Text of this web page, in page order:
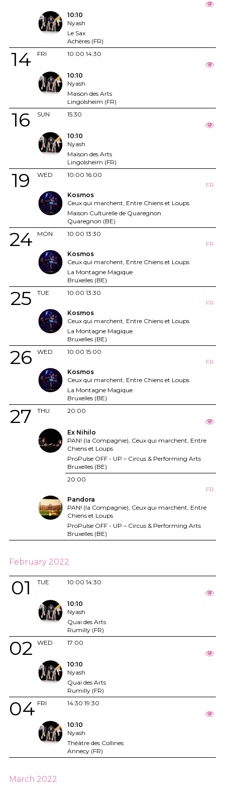
10:10
Nyash
Le Sax
Achères (FR)
FRI
14 10:00 14:30
10:10
Nyash
Maison des Arts
Lingolsheim (FR)
SUN
16 15:30
10:10
Nyash
Maison des Arts
Lingolsheim (FR)
WED
19 10:00 16:00
FR
Kosmos
Ceux qui marchent, Entre Chiens et Loups
Maison Culturelle de Quaregnon
Quaregnon (BE)
MON
24 10:00 13:30
FR
Kosmos
Ceux qui marchent, Entre Chiens et Loups
La Montagne Magique
Bruxelles (BE)
TUE
25 10:00 13:30
FR
Kosmos
Ceux qui marchent, Entre Chiens et Loups
La Montagne Magique
Bruxelles (BE)
WED
26 10:00 15:00
FR
Kosmos
Ceux qui marchent, Entre Chiens et Loups
La Montagne Magique
Bruxelles (BE)
THU
27 20:00
Ex Nihilo
PAN! (la Compagnie), Ceux qui marchent, Entre
Chiens et Loups
ProPulse OFF - UP – Circus & Performing Arts
Bruxelles (BE)
20:00
FR
Pandora
PAN! (la Compagnie), Ceux qui marchent, Entre
Chiens et Loups
ProPulse OFF - UP – Circus & Performing Arts
Bruxelles (BE)
February 2022
TUE
01 10:00 14:30
10:10
Nyash
Quai des Arts
Rumilly (FR)
WED
02 17:00
10:10
Nyash
Quai des Arts
Rumilly (FR)
FRI
04 14:30 19:30
10:10
Nyash
Théâtre des Collines
Annecy (FR)
March 2022